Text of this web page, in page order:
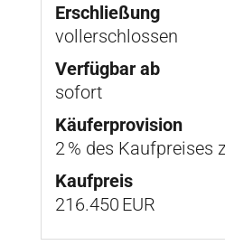
Erschließung
vollerschlossen
Verfügbar ab
sofort
Käufer­provision
2 % des Kaufpreises
Kaufpreis
216.450 EUR